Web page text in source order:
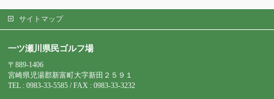
サイトマップ
一ツ瀬川県民ゴルフ場
〒889-1406
宮崎県児湯郡新富町大字新田２５９１
TEL : 0983-33-5585 / FAX : 0983-33-3232